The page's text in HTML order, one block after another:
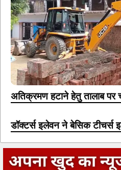
अतिक्रमण हटाने हेतु तालाब पर
डॉक्टर्स इलेवन ने बेसिक टीचर्स